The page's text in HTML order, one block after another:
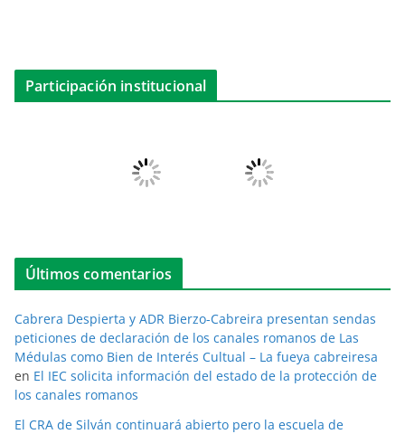
Participación institucional
Últimos comentarios
Cabrera Despierta y ADR Bierzo-Cabreira presentan sendas
peticiones de declaración de los canales romanos de Las
Médulas como Bien de Interés Cultual – La fueya cabreiresa
en El IEC solicita información del estado de la protección de
los canales romanos
El CRA de Silván continuará abierto pero la escuela de